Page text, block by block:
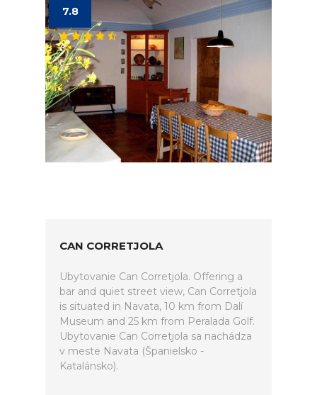
7.8
CAN CORRETJOLA
Ubytovanie Can Corretjola. Offering a
bar and quiet street view, Can Corretjola
is situated in Navata, 10 km from Dalí
Museum and 25 km from Peralada Golf.
Ubytovanie Can Corretjola sa nachádza
v meste Navata (Španielsko -
Katalánsko).